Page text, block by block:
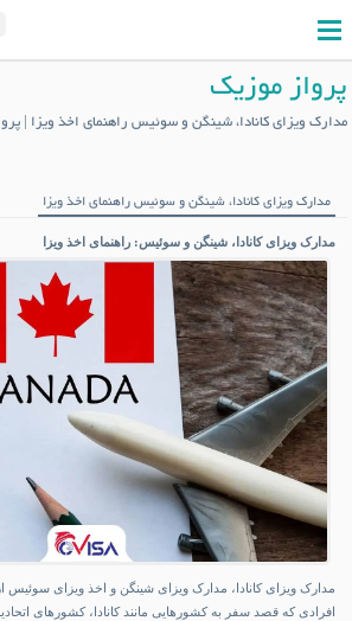
پرواز موزیک
مدارک ویزای کانادا، شینگن و سوئیس راهنمای اخذ ویزا |
مدارک ویزای کانادا، شینگن و سوئیس راهنمای اخذ ویزا
مدارک ویزای کانادا، شینگن و سوئیس: راهنمای اخذ ویزا
مدارک ویزای کانادا، مدارک ویزای شینگن و اخذ ویزای سوئیس
افرادی که قصد سفر به کشورهایی مانند کانادا، کشورهای